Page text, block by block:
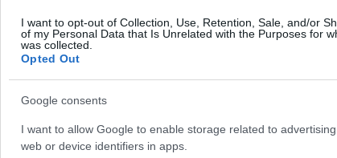
I want to opt-out of Collection, Use, Retention, Sale, and/or
of my Personal Data that Is Unrelated with the Purposes for
was collected.
Opted Out
Google consents
I want to allow Google to enable storage related to
web or device identifiers in apps.
άλλαζαν «ύφος» έδιναν το μήνυμα «αυτό που μπορεί το
δηλαδή από τον νεοναζισμό.
η συνάντηση με τον Ισπανό δημοσιογράφο Antonio
σε ισπανική νεοναζί οργάνωση, καταγράφοντας με κρυφή
της σε μαύρους, μετανάστες και μειονότητες της
υπό συνθήκες υψίστης ασφαλείας και περιγράφει την
στο βιβλίο «Ημερολόγιο ενός σκιν».